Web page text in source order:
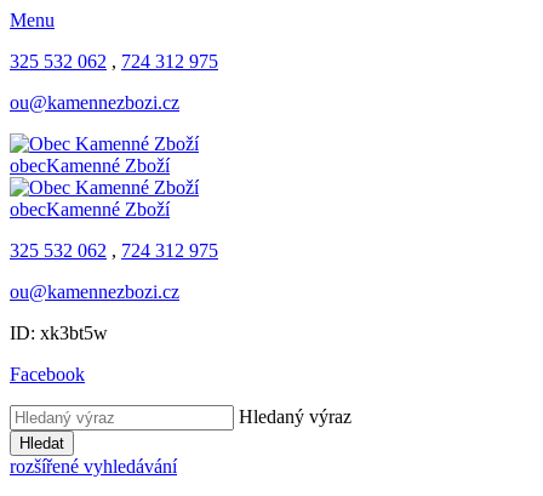
Menu
325 532 062 , 724 312 975
ou@kamennezbozi.cz
obecKamenné Zboží
obecKamenné Zboží
325 532 062 , 724 312 975
ou@kamennezbozi.cz
ID: xk3bt5w
Facebook
Hledaný výraz
Hledat
rozšířené vyhledávání